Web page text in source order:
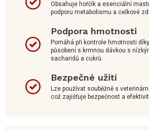
Obsahuje hořčík a esenciální
podporu metabolismu a celkové
Podpora hmotnosti
Pomáhá při kontrole hmotnosti
působení s krmnou dávkou s
sacharidů a cukrů.
Bezpečné užití
Lze používat souběžně s
což zajišťuje bezpečnost a